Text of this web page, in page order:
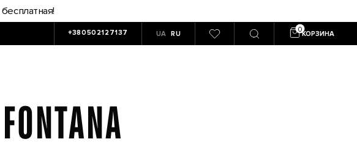
+380502127137 UA RU КОРЗИНА